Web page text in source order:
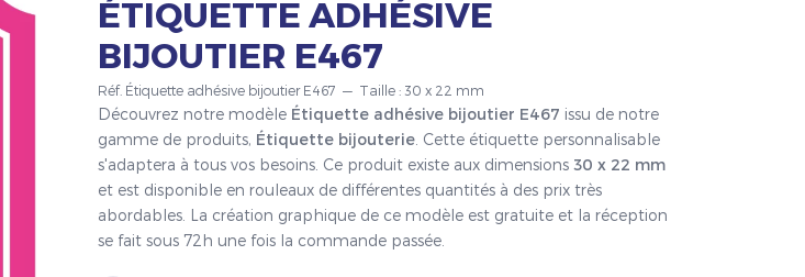
ÉTIQUETTE ADHÉSIVE
BIJOUTIER E467
Réf. Étiquette adhésive bijoutier E467 — Taille : 30 x 22 mm
Découvrez notre modèle Étiquette adhésive bijoutier E467 issu de notre
gamme de produits, Étiquette bijouterie . Cette étiquette personnalisable
s'adaptera à tous vos besoins. Ce produit existe aux dimensions 30 x 22 mm
et est disponible en rouleaux de différentes quantités à des prix très
abordables. La création graphique de ce modèle est gratuite et la réception
se fait sous 72h une fois la commande passée.